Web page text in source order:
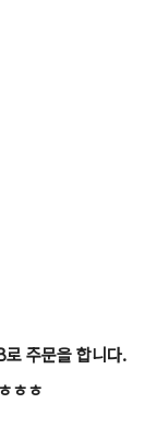
주문을 합니다.
ㅎㅎ